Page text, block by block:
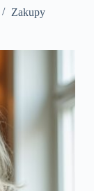
Zakupy